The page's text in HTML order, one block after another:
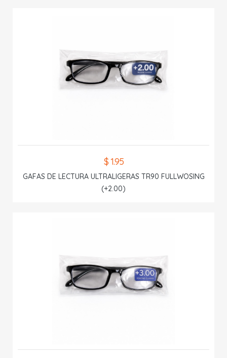
$ 1.95
GAFAS DE LECTURA ULTRALIGERAS TR90 FULLWOSING
(+2.00)